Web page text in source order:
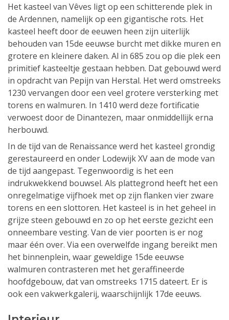
Het kasteel van Vêves ligt op een schitterende plek in
de Ardennen, namelijk op een gigantische rots. Het
kasteel heeft door de eeuwen heen zijn uiterlijk
behouden van 15de eeuwse burcht met dikke muren en
grotere en kleinere daken. Al in 685 zou op die plek een
primitief kasteeltje gestaan hebben. Dat gebouwd werd
in opdracht van Pepijn van Herstal. Het werd omstreeks
1230 vervangen door een veel grotere versterking met
torens en walmuren. In 1410 werd deze fortificatie
verwoest door de Dinantezen, maar onmiddellijk erna
herbouwd.
In de tijd van de Renaissance werd het kasteel grondig
gerestaureerd en onder Lodewijk XV aan de mode van
de tijd aangepast. Tegenwoordig is het een
indrukwekkend bouwsel. Als plattegrond heeft het een
onregelmatige vijfhoek met op zijn flanken vier zware
torens en een slottoren. Het kasteel is in het geheel in
grijze steen gebouwd en zo op het eerste gezicht een
onneembare vesting. Van de vier poorten is er nog
maar één over. Via een overwelfde ingang bereikt men
het binnenplein, waar geweldige 15de eeuwse
walmuren contrasteren met het geraffineerde
hoofdgebouw, dat van omstreeks 1715 dateert. Er is
ook een vakwerkgalerij, waarschijnlijk 17de eeuws.